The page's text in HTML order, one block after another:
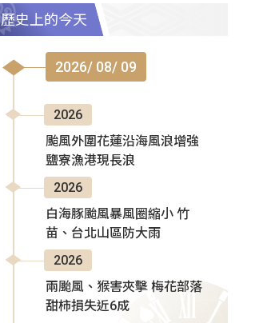
歷史上的今天
2026/ 08/ 09
2026
颱風外圍花蓮沿海風浪增強
鹽寮漁港現長浪
2026
白海豚颱風暴風圈縮小 竹
苗、台北山區防大雨
2026
兩颱風、猴害夾擊 梅花部落
甜柿損失近6成